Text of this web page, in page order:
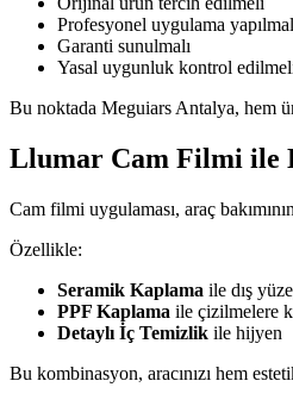
Profesyonel uygulama
Garanti sunulmalı
Yasal uygunluk kontrol
Bu noktada Meguiars Antalya, hem
Llumar Cam Filmi ile
Cam filmi uygulaması, araç
Özellikle:
Seramik Kaplama ile dış
PPF Kaplama ile çizilmelere
Detaylı İç Temizlik ile hijyen
Bu kombinasyon, aracınızı hem